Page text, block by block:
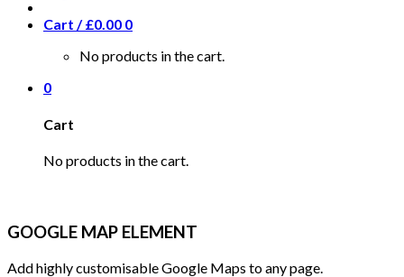
Cart /£0.00 0
No products in the cart.
0
Cart
No products in the cart.
GOOGLE MAP ELEMENT
Add highly customisable Google Maps to any page.